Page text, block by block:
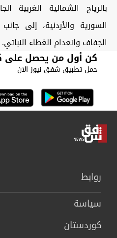
بالرياح الشمالية الغربية
السورية والأردنية، إلى
الجفاف وانعدام الغطاء النباتي.
كن أول من يحصل على
حمل تطبيق شفق نيوز الان
روابط
سیاسة
كوردستان